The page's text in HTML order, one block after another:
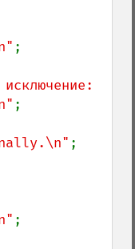
;
;
;
;